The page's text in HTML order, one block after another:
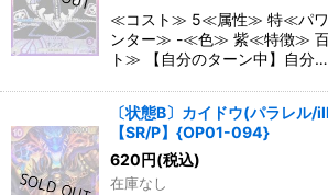
≪コスト≫ 5≪属性≫ 特≪パ
ンター≫ -≪色≫ 紫≪特徴≫ 百
ト≫ 【自分のターン中】自分…
〔状態B〕カイドウ(パラレ
【SR/P】{OP01-094}
620円(税込)
在庫なし